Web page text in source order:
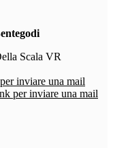
Scala VR
inviare una mail
per inviare una mail